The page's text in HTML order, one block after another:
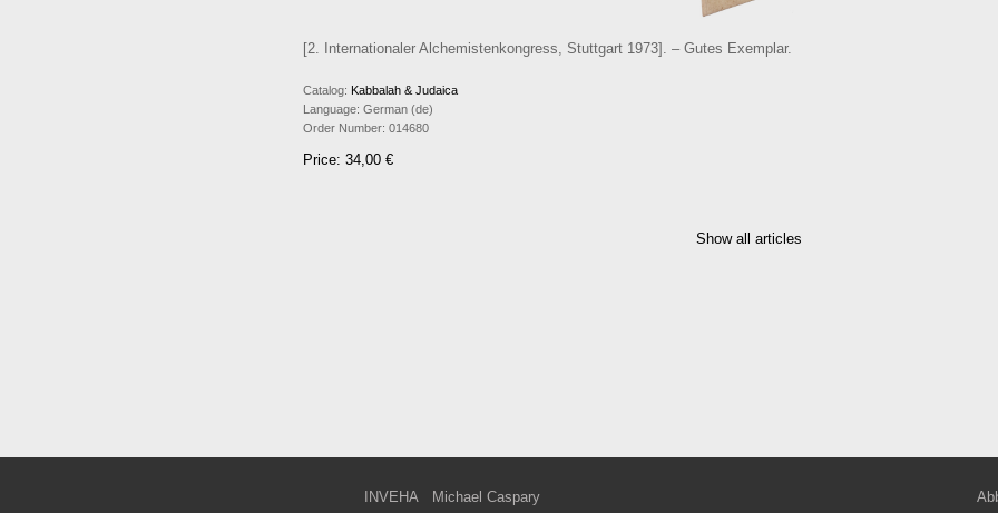
[2. Internationaler Alchemistenkongress, Stuttgart 1973]. – Gutes Exemplar.
Catalog: Kabbalah & Judaica
Language: German (de)
Order Number: 014680
Price: 34,00 €
Show all articles
INVEHA
Michael Caspary